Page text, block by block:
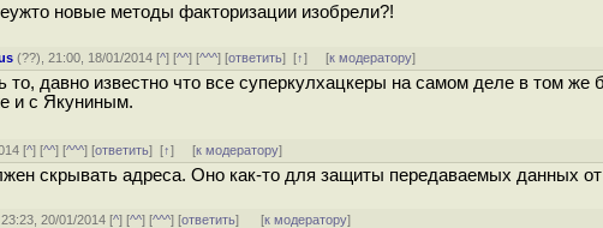
новые методы факторизации изобрели?!
(??), 21:00, 18/01/2014 [^] [^^] [^^^] [ответить][↑] [к модератору]
то, давно известно что все суперкулхацкеры на самом деле в том же
и с Якуниным.
[^] [^^] [^^^] [ответить][↑] [к модератору]
скрывать адреса. Оно как-то для защиты передаваемых данных
20/01/2014 [^] [^^] [^^^] [ответить] [к модератору]